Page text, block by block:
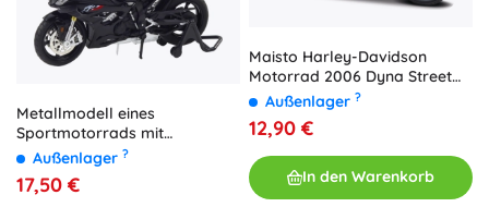
Metallmodell eines
Sportmotorrads mit
Beleuchtung und Sound
schwarz 1:12
Außenlager ?
17,50 €
Maisto Harley-Davidson
Motorrad 2006 Dyna Street
Bob 1:18
Außenlager ?
12,90 €
In den Warenkorb